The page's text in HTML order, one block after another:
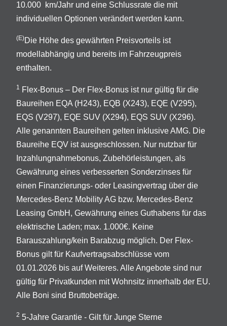
10.000 km/Jahr und eine Schlussrate die mit
individuellen Optionen verändert werden kann.
(E)Die Höhe des gewährten Preisvorteils ist
modellabhängig und bereits im Fahrzeugpreis
enthalten.
1 Flex-Bonus – Der Flex-Bonus ist nur gültig für die
Baureihen EQA (H243), EQB (X243), EQE (V295),
EQS (V297), EQE SUV (X294), EQS SUV (X296).
Alle genannten Baureihen gelten inklusive AMG. Die
Baureihe EQV ist ausgeschlossen. Nur nutzbar für
Inzahlungnahmebonus, Zubehörleistungen, als
Gewährung eines verbesserten Sonderzinses für
einen Finanzierungs- oder Leasingvertrag über die
Mercedes-Benz Mobility AG bzw. Mercedes-Benz
Leasing GmbH, Gewährung eines Guthabens für das
elektrische Laden; max. 1.000€. Keine
Barauszahlung/kein Barabzug möglich. Der Flex-
Bonus gilt für Kaufvertragsabschlüsse vom
01.01.2026 bis auf Weiteres. Alle Angebote sind nur
gültig für Privatkunden mit Wohnsitz innerhalb der EU.
Alle Boni sind Bruttobeträge.
2 5-Jahre Garantie - Gilt für Junge Sterne